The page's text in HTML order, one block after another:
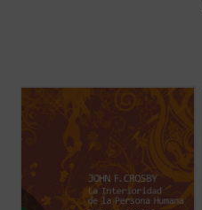
personalismo cristiano, de los últimos